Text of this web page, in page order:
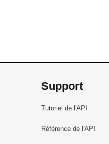
Support
Tutoriel de l'API
Référence de l'API